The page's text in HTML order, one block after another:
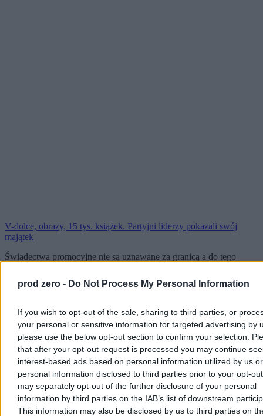
prod zero - Do Not Process My Personal Information
If you wish to opt-out of the sale, sharing to third parties, or
your personal or sensitive information for targeted advertising by
please use the below opt-out section to confirm your selection.
that after your opt-out request is processed you may continue
interest-based ads based on personal information utilized by us or
personal information disclosed to third parties prior to your opt-
may separately opt-out of the further disclosure of your personal
information by third parties on the IAB’s list of downstream
This information may also be disclosed by us to third parties on
V-dolce, obrazy, 15 tys. książek. Partyjni liderzy pokazali swój
majątek
Świadectwa promocyjne nie są uznawane za granicą a do tego
szczególnie wtedy, gdy dany poziom uczenia się jest obowiązkowy.
podstawową, bo muszą, to coroczne formalne potwierdzanie
tego jest zbędne.
W końcu to świadectwa sprawiają, że
społeczeństwo nadmiernie skupia się na ocenach zamiast na
kompetencjach.
To one wzmacniają kulturę „walki o stopnie”, a nie rzeczywistego
zdobywania wiedzy i umiejętności. Tworzy się presja na wysokie
oceny niezależnie od faktycznych umiejętności. Od lat przecież
rodzice i uczniowie koncentrują się na średniej i pasku, zamiast na
rozwoju.